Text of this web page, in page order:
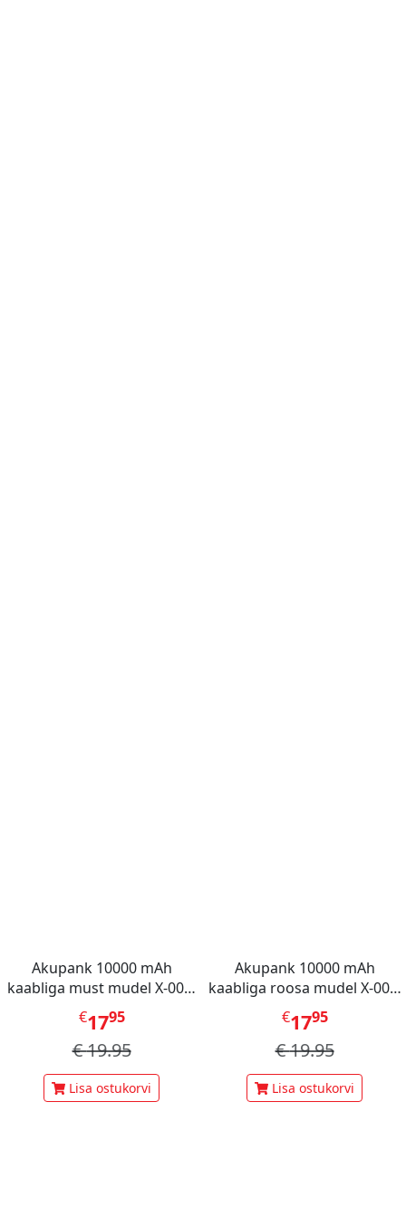
Akupank 10000 mAh
kaabliga must mudel X-001,
Mini Berry
€1795
€19.95
Lisa ostukorvi
Akupank 10000 mAh
kaabliga roosa mudel X-001,
Mini Berry
€1795
€19.95
Lisa ostukorvi